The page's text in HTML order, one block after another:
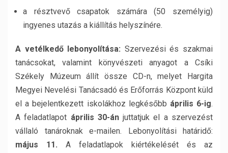
a résztvevő csapatok számára (50 személyig)
ingyenes utazás a kiállítás helyszínére.
A vetélkedő lebonyolítása: Szervezési és szakmai
tanácsokat, valamint könyvészeti anyagot a Csíki
Székely Múzeum állít össze CD-n, melyet Hargita
Megyei Nevelési Tanácsadó és Erőforrás Központ küld
el a bejelentkezett iskolákhoz legkésőbb április 6-ig.
A feladatlapot április 30-ánjuttatjuk el a szervezést
vállaló tanároknak
e-mailen. Lebonyolítási határidő:
május 11. A feladatlapok kiértékelését és az